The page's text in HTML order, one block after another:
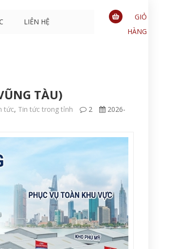
LIÊN HỆ
GIỎ
HÀNG
TÀU)
tức, Tin tức trong tỉnh 2
2026-